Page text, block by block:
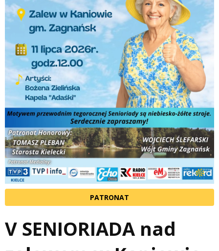
PATRONAT
V SENIORIADA nad